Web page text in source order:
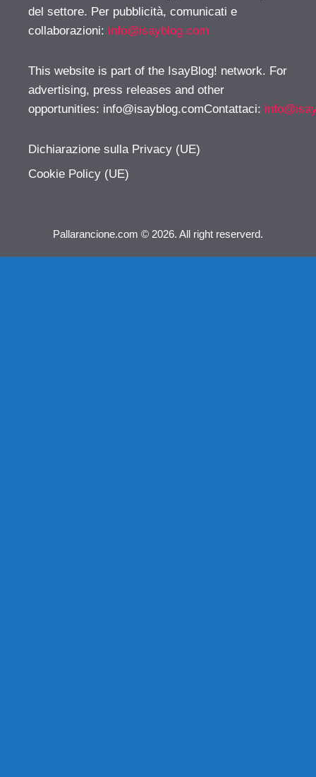
del settore. Per pubblicità, comunicati e
collaborazioni: info@isayblog.com
This website is part of the IsayBlog! network. For
advertising, press releases and other
opportunities: info@isayblog.comContattaci:
Dichiarazione sulla Privacy (UE)
Cookie Policy (UE)
Pallarancione.com © 2026. All right reserverd.